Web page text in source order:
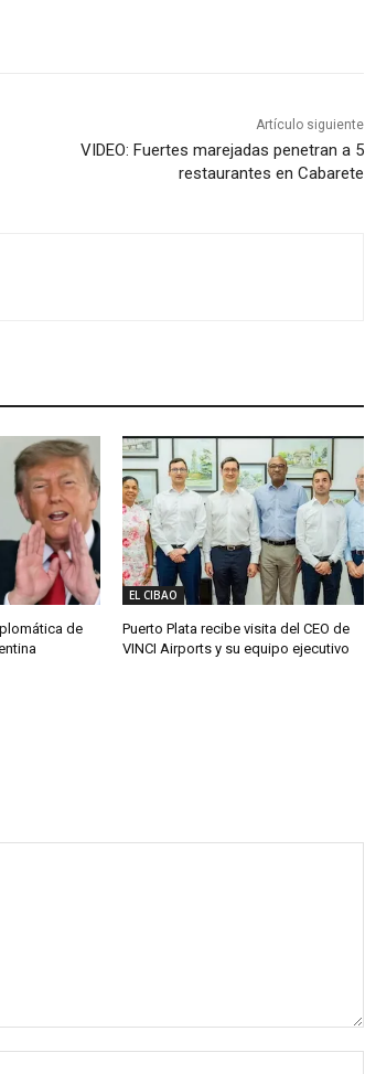
Artículo siguiente
VIDEO: Fuertes marejadas penetran a 5
restaurantes en Cabarete
de
EL CIBAO
Puerto Plata recibe visita del CEO de
VINCI Airports y su equipo ejecutivo